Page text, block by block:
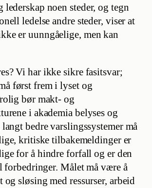
noen steder, og tegn
ledelse andre steder, viser at
er uunngåelige, men kan
Vi har ikke sikre fasitsvar;
først frem i lyset og
bør makt- og
i akademia belyses og
bedre varslingssystemer må
kritiske tilbakemeldinger er
for å hindre forfall og er den
forbedringer. Målet må være å
og sløsing med ressurser, arbeid